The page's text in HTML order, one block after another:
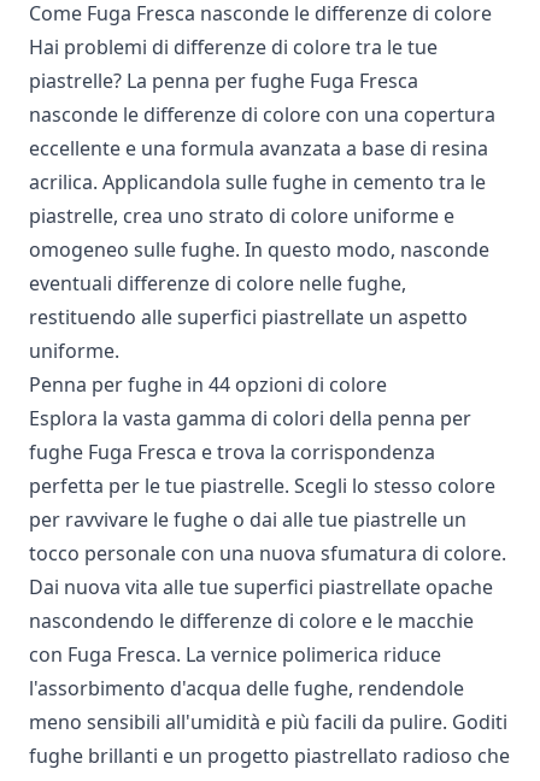
Come Fuga Fresca nasconde le differenze di colore
Hai problemi di differenze di colore tra le tue
piastrelle? La penna per fughe Fuga Fresca
nasconde le differenze di colore con una copertura
eccellente e una formula avanzata a base di resina
acrilica. Applicandola sulle fughe in cemento tra le
piastrelle, crea uno strato di colore uniforme e
omogeneo sulle fughe. In questo modo, nasconde
eventuali differenze di colore nelle fughe,
restituendo alle superfici piastrellate un aspetto
uniforme.
Penna per fughe in 44 opzioni di colore
Esplora la vasta gamma di colori della penna per
fughe Fuga Fresca e trova la corrispondenza
perfetta per le tue piastrelle. Scegli lo stesso colore
per ravvivare le fughe o dai alle tue piastrelle un
tocco personale con una nuova sfumatura di colore.
Dai nuova vita alle tue superfici piastrellate opache
nascondendo le differenze di colore e le macchie
con Fuga Fresca. La vernice polimerica riduce
l'assorbimento d'acqua delle fughe, rendendole
meno sensibili all'umidità e più facili da pulire. Goditi
fughe brillanti e un progetto piastrellato radioso che